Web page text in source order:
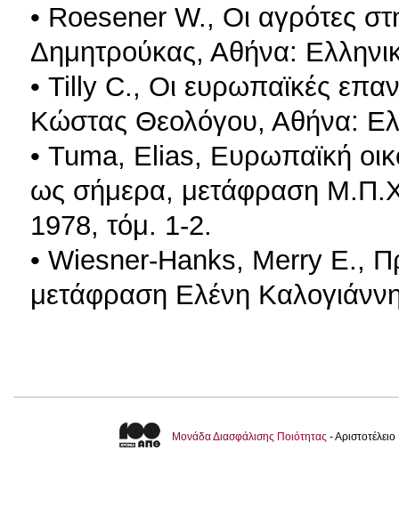
• Roesener W., Οι αγρότες
Δημητρούκας, Αθήνα:
• Tilly C., Οι ευρωπαϊκές
Κώστας Θεολόγου, Αθήνα:
• Tuma, Elias, Ευρωπαϊκή
ως σήμερα, μετάφραση
1978, τόμ. 1-2.
• Wiesner-Hanks, Merry E.,
μετάφραση Ελένη
Μονάδα Διασφάλισης Ποιότητας -